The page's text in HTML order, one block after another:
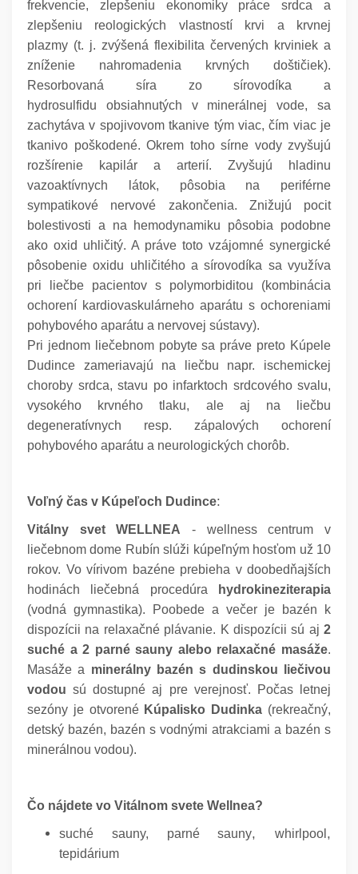
frekvencie, zlepšeniu ekonomiky práce srdca a
zlepšeniu reologických vlastností krvi a krvnej
plazmy (t. j. zvýšená flexibilita červených krviniek a
zníženie nahromadenia krvných doštičiek).
Resorbovaná síra zo sírovodíka a
hydrosulfidu obsiahnutých v minerálnej vode, sa
zachytáva v spojivovom tkanive tým viac, čím viac je
tkanivo poškodené. Okrem toho sírne vody zvyšujú
rozšírenie kapilár a arterií. Zvyšujú hladinu
vazoaktívnych látok, pôsobia na periférne
sympatikové nervové zakončenia. Znižujú pocit
bolestivosti a na hemodynamiku pôsobia podobne
ako oxid uhličitý. A práve toto vzájomné synergické
pôsobenie oxidu uhličitého a sírovodíka sa využíva
pri liečbe pacientov s polymorbiditou (kombinácia
ochorení kardiovaskulárneho aparátu s ochoreniami
pohybového aparátu a nervovej sústavy).
Pri jednom liečebnom pobyte sa práve preto Kúpele
Dudince zameriavajú na liečbu napr. ischemickej
choroby srdca, stavu po infarktoch srdcového svalu,
vysokého krvného tlaku, ale aj na liečbu
degeneratívnych resp. zápalových ochorení
pohybového aparátu a neurologických chorôb.
Voľný čas v Kúpeľoch Dudince:
Vitálny svet WELLNEA - wellness centrum v
liečebnom dome Rubín slúži kúpeľným hosťom už 10
rokov. Vo vírivom bazéne prebieha v doobedňajších
hodinách liečebná procedúra
hydrokineziterapia
(vodná gymnastika). Poobede a večer je bazén k
dispozícii na relaxačné plávanie. K dispozícii sú aj 2
suché a 2 parné sauny alebo relaxačné masáže.
Masáže a minerálny bazén s dudinskou liečivou
vodou sú dostupné aj pre verejnosť. Počas letnej
sezóny je otvorené Kúpalisko Dudinka (rekreačný,
detský bazén, bazén s vodnými atrakciami a bazén s
minerálnou vodou).
Čo nájdete vo Vitálnom svete Wellnea?
suché sauny, parné sauny, whirlpool ,
tepidárium